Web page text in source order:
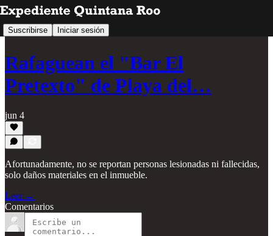
Suscribirse Iniciar sesión
Rafaguean el "Bar El
Pretexto" de Playa del…
jun 4
Afortunadamente, no se reportan personas lesionadas ni fallecidas,
solo daños materiales en el inmueble.
Leer →
Comentarios